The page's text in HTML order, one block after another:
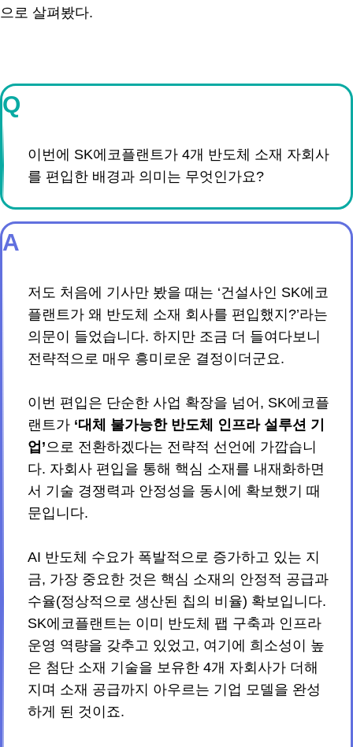
으로 살펴봤다.
Q
이번에 SK에코플랜트가 4개 반도체 소재 자회사
를 편입한 배경과 의미는 무엇인가요?
A
저도 처음에 기사만 봤을 때는 ‘건설사인 SK에코
플랜트가 왜 반도체 소재 회사를 편입했지?’라는
의문이 들었습니다. 하지만 조금 더 들여다보니
전략적으로 매우 흥미로운 결정이더군요.
이번 편입은 단순한 사업 확장을 넘어, SK에코플
랜트가 ‘대체 불가능한 반도체 인프라 설루션 기
업’으로 전환하겠다는 전략적 선언에 가깝습니
다. 자회사 편입을 통해 핵심 소재를 내재화하면
서 기술 경쟁력과 안정성을 동시에 확보했기 때
문입니다.
AI 반도체 수요가 폭발적으로 증가하고 있는 지
금, 가장 중요한 것은 핵심 소재의 안정적 공급과
수율(정상적으로 생산된 칩의 비율) 확보입니다.
SK에코플랜트는 이미 반도체 팹 구축과 인프라
운영 역량을 갖추고 있었고, 여기에 희소성이 높
은 첨단 소재 기술을 보유한 4개 자회사가 더해
지며 소재 공급까지 아우르는 기업 모델을 완성
하게 된 것이죠.